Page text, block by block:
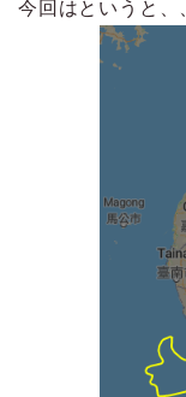
今回はというと、